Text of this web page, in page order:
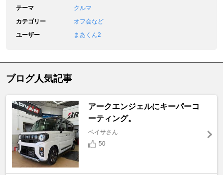
テーマ
クルマ
カテゴリー
オフ会など
ユーザー
まあくん2
ブログ人気記事
アークエンジェルにキーパーコ
ーティング。
ベイサさん
50